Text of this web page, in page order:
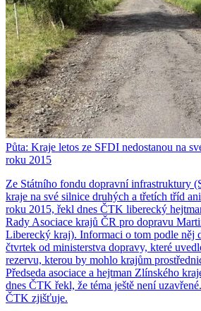
Půta: Kraje letos ze SFDI nedostanou na
roku 2015
Ze Státního fondu dopravní infrastruktury
kraje na své silnice druhých a třetích tříd
roku 2015, řekl dnes ČTK liberecký
Rady Asociace krajů ČR pro dopravu
Liberecký kraj). Informaci o tom podle něj
čtvrtek od ministerstva dopravy, které
rezervu, kterou by mohlo krajům
Předseda asociace a hejtman Zlínského
dnes ČTK řekl, že téma ještě není
ČTK zjišťuje.